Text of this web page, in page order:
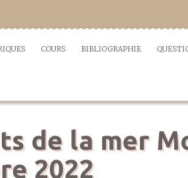
COURS BIBLIOGRAPHIE
de la mer
2022